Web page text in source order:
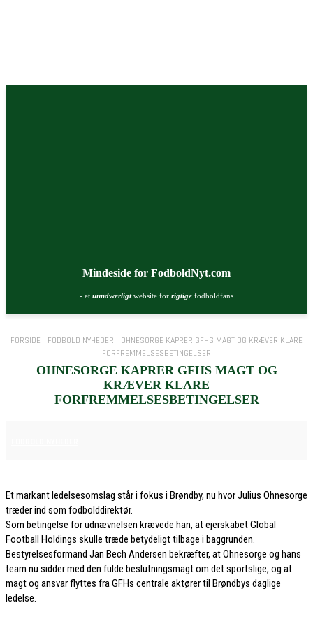
Mindeside for FodboldNyt.com
- et uundværligtwebsite for rigtige fodboldfans
FORSIDE FODBOLD NYHEDER
OHNESORGE KAPRER GFHS MAGT OG KRÆVER KLARE
FORFREMMELSESBETINGELSER
OHNESORGE KAPRER GFHS MAGT OG
KRÆVER KLARE
FORFREMMELSESBETINGELSER
Et markant ledelsesomslag står i fokus i Brøndby, nu hvor Julius Ohnesorge
træder ind som fodbolddirektør.
Som betingelse for udnævnelsen krævede han, at ejerskabet Global
Football Holdings skulle træde betydeligt tilbage i baggrunden.
Bestyrelsesformand Jan Bech Andersen bekræfter, at Ohnesorge og hans
team nu sidder med den fulde beslutningsmagt om det sportslige, og at
magt og ansvar flyttes fra GFHs centrale aktører til Brøndbys daglige
ledelse.